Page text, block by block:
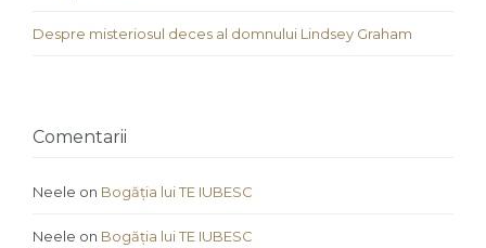
Despre misteriosul deces al domnului Lindsey Graham
Comentarii
Neele on Bogăția lui TE IUBESC
Neele on Bogăția lui TE IUBESC